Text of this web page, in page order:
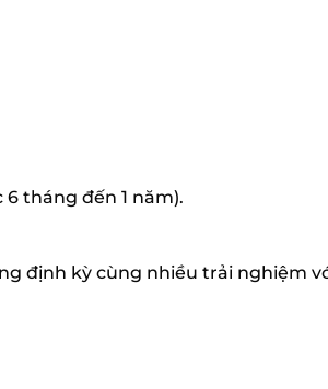
tháng đến 1 năm).
định kỳ cùng nhiều trải nghiệm